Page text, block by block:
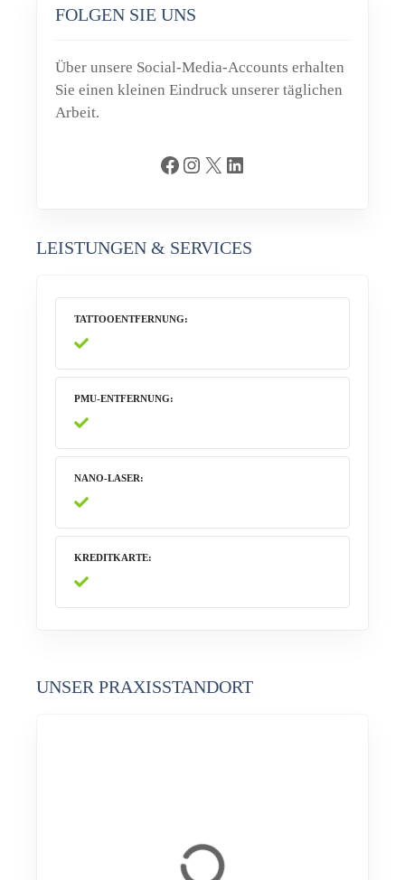
FOLGEN SIE UNS
Über unsere Social-Media-Accounts erhalten
Sie einen kleinen Eindruck unserer täglichen
Arbeit.
Facebook Instagram X LinkedIn
LEISTUNGEN & SERVICES
TATTOOENTFERNUNG
PMU-ENTFERNUNG
NANO-LASER
KREDITKARTE
UNSER PRAXISSTANDORT